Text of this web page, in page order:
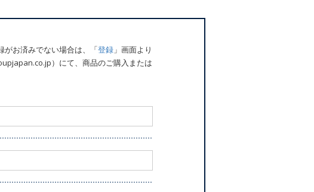
がお済みでない場合は、「登録 」画面より
）にて、商品のご購入または